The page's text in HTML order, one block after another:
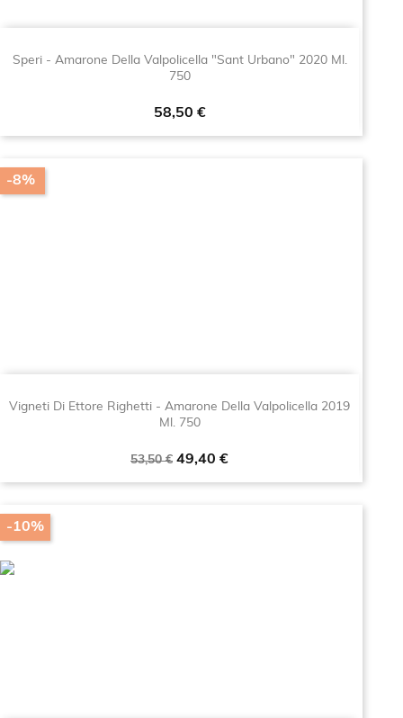
Speri - Amarone Della Valpolicella "Sant Urbano" 2020 Ml.
750
Prezzo
58,50 €
Vigneti Di Ettore Righetti - Amarone Della Valpolicella 2019
Ml. 750
Prezzo
53,50 € Prezzo
49,40 €
-8%
-10%